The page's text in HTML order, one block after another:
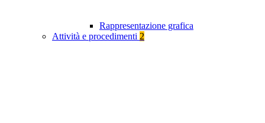
Rappresentazione grafica
Attività e procedimenti 2